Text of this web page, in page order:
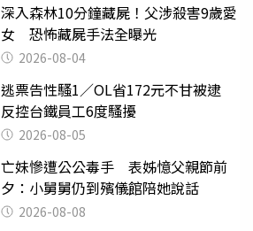
深入森林10分鐘藏屍！父涉殺害9歲愛
女 恐怖藏屍手法全曝光
2026-08-04
逃票告性騷1／OL省172元不甘被逮
反控台鐵員工6度騷擾
2026-08-05
亡妹慘遭公公毒手 表姊憶父親節前
夕：小舅舅仍到殯儀館陪她說話
2026-08-08